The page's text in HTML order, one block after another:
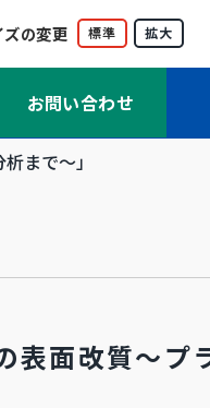
の変更 標準 拡大
お問い合わせ
まで～」
表面改質～プ